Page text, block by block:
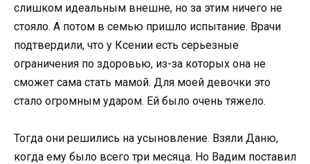
слишком идеальным внешне, но за этим ничего не
стояло. А потом в семью пришло испытание. Врачи
подтвердили, что у Ксении есть серьезные
ограничения по здоровью, из-за которых она не
сможет сама стать мамой. Для моей девочки это
стало огромным ударом. Ей было очень тяжело.
Тогда они решились на усыновление. Взяли Даню,
когда ему было всего три месяца. Но Вадим поставил